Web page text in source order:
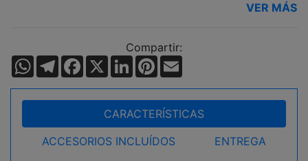
VER MÁS
Compartir:
WhatsApp
TelegramFacebook
X LinkedInPinterest
CARACTERÍSTICAS
ACCESORIOS INCLUÍDOS
ENTREGA